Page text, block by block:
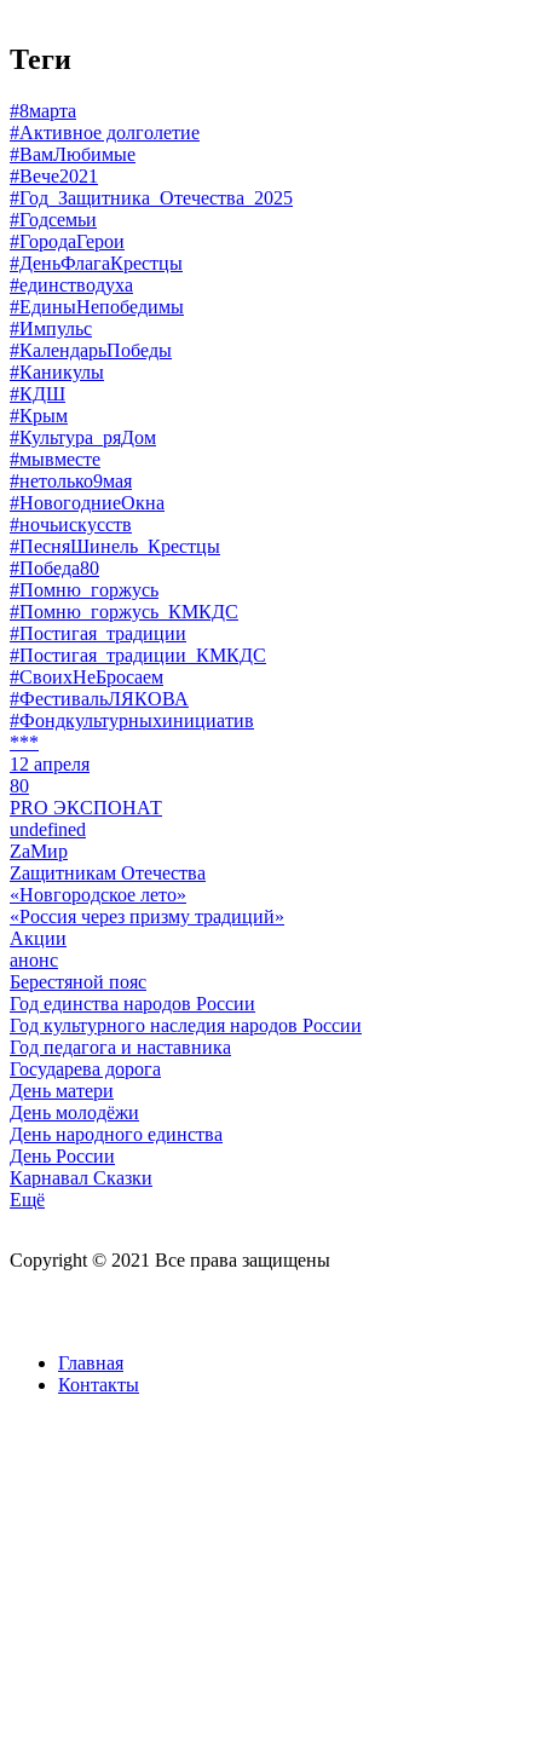
Теги
#8марта
#Активное долголетие
#ВамЛюбимые
#Вече2021
#Год_Защитника_Отечества_2025
#Годсемьи
#ГородаГерои
#ДеньФлагаКрестцы
#единстводуха
#ЕдиныНепобедимы
#Импульс
#КалендарьПобеды
#Каникулы
#КДШ
#Крым
#Культура_ряДом
#мывместе
#нетолько9мая
#НовогодниеОкна
#ночьискусств
#ПесняШинель_Крестцы
#Победа80
#Помню_горжусь
#Помню_горжусь_КМКДС
#Постигая_традиции
#Постигая_традиции_КМКДС
#СвоихНеБросаем
#ФестивальЛЯКОВА
#Фондкультурныхинициатив
***
12 апреля
80
PRO ЭКСПОНАТ
undefined
ZaМир
Zащитникам Отечества
«Новгородское лето»
«Россия через призму традиций»
Акции
анонс
Берестяной пояс
Год единства народов России
Год культурного наследия народов России
Год педагога и наставника
Государева дорога
День матери
День молодёжи
День народного единства
День России
Карнавал Сказки
Ещё
Copyright © 2021 Все права защищены
Главная
Контакты